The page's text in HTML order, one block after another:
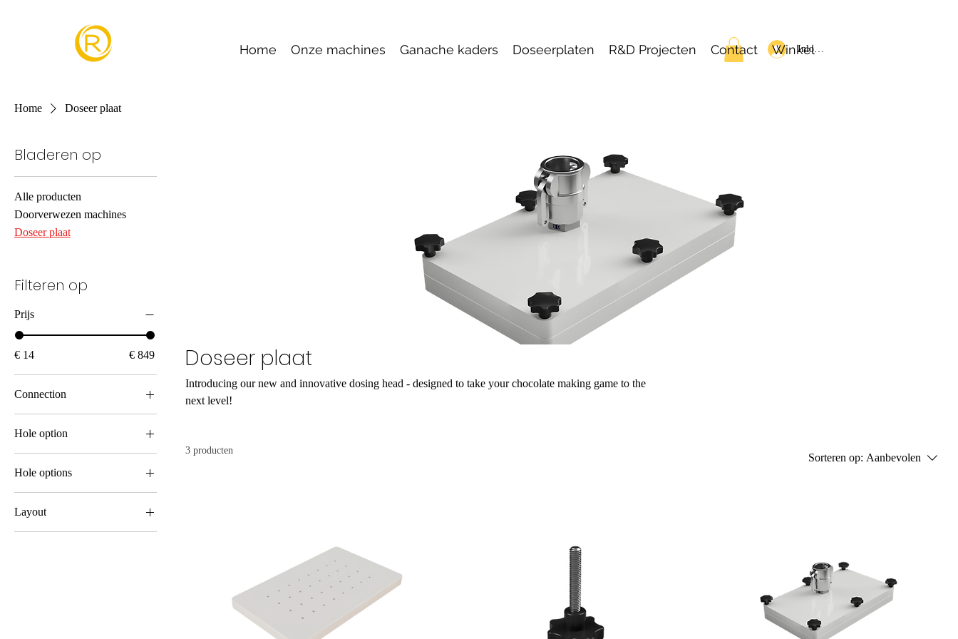
Inloggen
Home Onze machines Ganache kaders Doseerplaten R&D Projecten Contact Winkel
Home Doseer plaat
Bladeren op
Alle producten
Doorverwezen machines
Doseer plaat
Filteren op
Prijs
€ 14 € 849
Connection
On Request
Hole option
On request
Hole options
On request
Layout
Doseer plaat
Introducing our new and innovative dosing head - designed to take your chocolate making game to the
next level!
3 producten
Sorteren op: Aanbevolen